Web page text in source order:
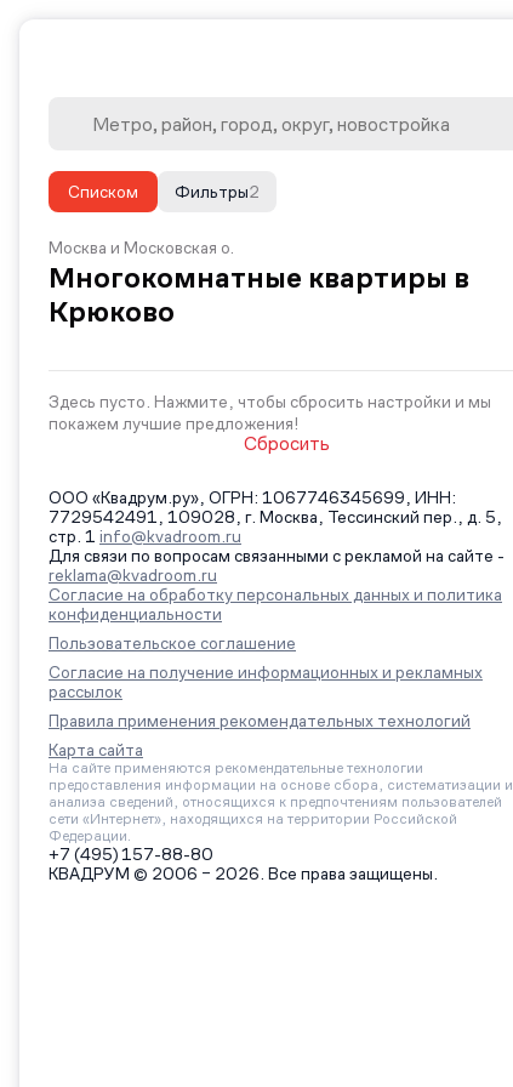
Списком 2
Фильтры
Москва и Московская о.
Многокомнатные квартиры в
Крюково
Здесь пусто. Нажмите, чтобы сбросить настройки и мы
покажем лучшие предложения!
Сбросить
ООО «Квадрум.ру», ОГРН: 1067746345699, ИНН:
7729542491, 109028, г. Москва, Тессинский пер., д. 5,
стр. 1 info@kvadroom.ru
Для связи по вопросам связанными с рекламой на сайте -
reklama@kvadroom.ru
Согласие на обработку персональных данных и политика
конфиденциальности
Пользовательское соглашение
Согласие на получение информационных и рекламных
рассылок
Правила применения рекомендательных технологий
Карта сайта
На сайте применяются рекомендательные технологии
предоставления информации на основе сбора, систематизации и
анализа сведений, относящихся к предпочтениям пользователей
сети «Интернет», находящихся на территории Российской
Федерации.
+7 (495) 157-88-80
КВАДРУМ © 2006 – 2026. Все права защищены.